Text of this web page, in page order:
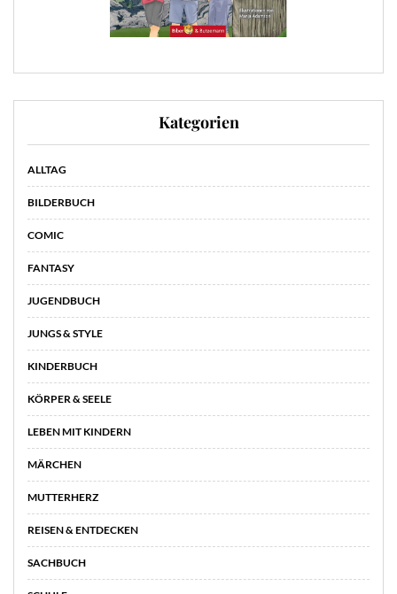
Kategorien
ALLTAG
BILDERBUCH
COMIC
FANTASY
JUGENDBUCH
JUNGS & STYLE
KINDERBUCH
KÖRPER & SEELE
LEBEN MIT KINDERN
MÄRCHEN
MUTTERHERZ
REISEN & ENTDECKEN
SACHBUCH